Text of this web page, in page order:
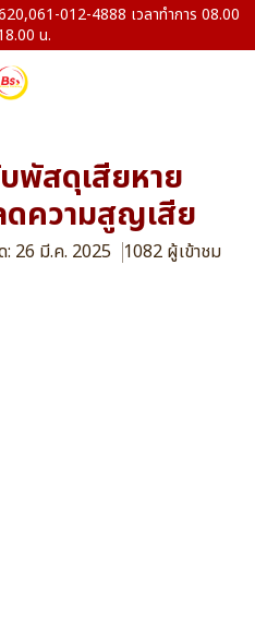
012-4888 เวลาทำการ 08.00
น.
พัสดุเสียหาย
ดความสูญเสีย
: 26 มี.ค. 2025 1082 ผู้เข้าชม